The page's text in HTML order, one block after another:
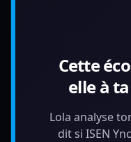
Cette
elle à
Lola analyse
dit si ISEN